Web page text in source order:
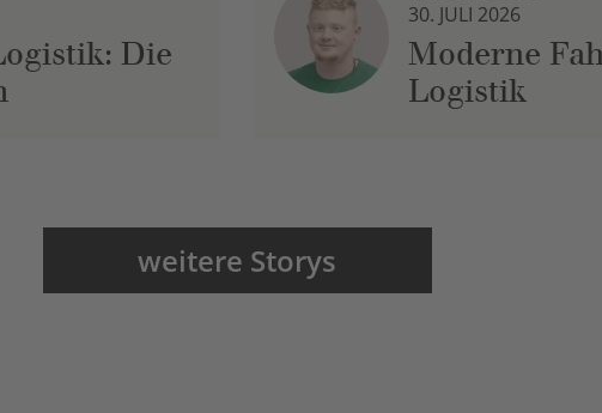
Die
30. JULI 2026
Moderne
Logistik
weitere Storys